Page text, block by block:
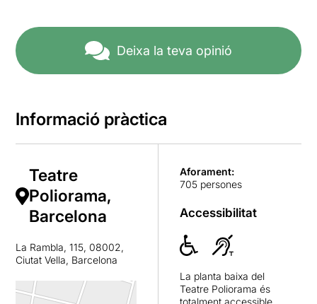
Deixa la teva opinió
Informació pràctica
Teatre
Poliorama,
Barcelona
La Rambla, 115, 08002,
Ciutat Vella, Barcelona
Aforament:
705 persones
Accessibilitat
La planta baixa del
Teatre Poliorama és
totalment accessible.